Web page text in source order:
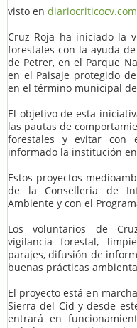
visto en diariocriticocv.com
Cruz Roja ha iniciado la
forestales con la ayuda
de Petrer, en el Parque
en el Paisaje protegido
en el término municipal de
El objetivo de esta
las pautas de
forestales y evitar con
informado la institución
Estos proyectos
de la Conselleria de
Ambiente y con el
Los voluntarios de
vigilancia forestal,
parajes, difusión de
buenas prácticas
El proyecto está en
Sierra del Cid y desde
entrará en